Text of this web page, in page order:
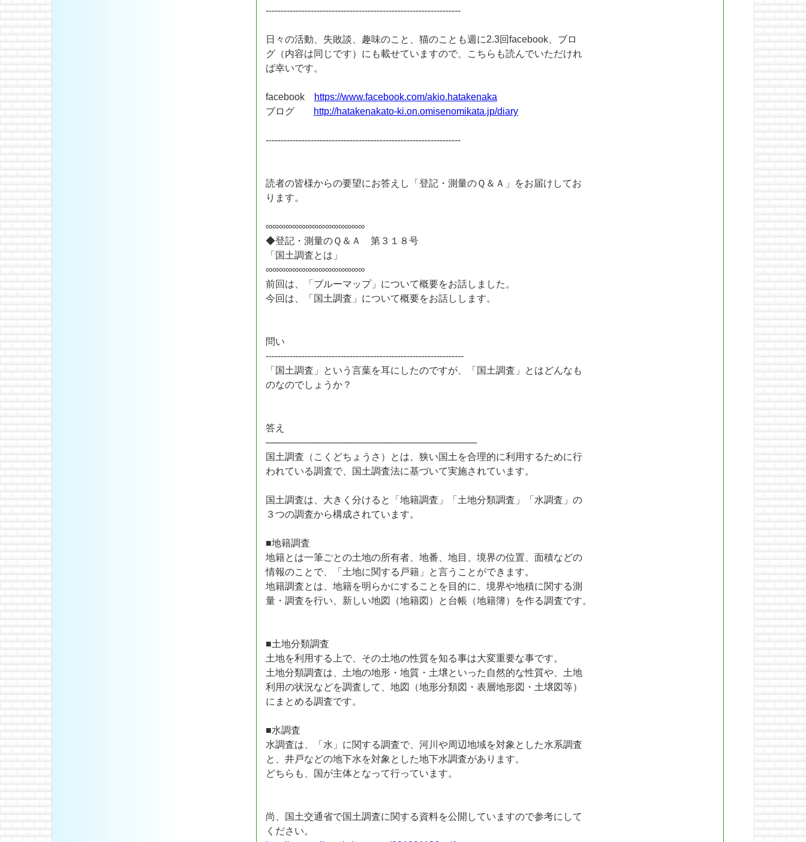
-----------------------------------------------------------------
日々の活動、失敗談、趣味のこと、猫のことも週に2.3回facebook、ブロ
グ（内容は同じです）にも載せていますので、こちらも読んでいただけれ
ば幸いです。
facebook
https://www.facebook.com/akio.hatakenaka
ブログ
http://hatakenakato-ki.on.omisenomikata.jp/diary
-----------------------------------------------------------------
読者の皆様からの要望にお答えし「登記・測量のＱ＆Ａ」をお届けしてお
ります。
∞∞∞∞∞∞∞∞∞∞∞∞∞∞∞
◆登記・測量のＱ＆Ａ 第３１８号
「国土調査とは」
∞∞∞∞∞∞∞∞∞∞∞∞∞∞∞
前回は、「ブルーマップ」について概要をお話しました。
今回は、「国土調査」について概要をお話しします。
問い
------------------------------------------------------------------
「国土調査」という言葉を耳にしたのですが、「国土調査」とはどんなも
のなのでしょうか？
答え
────────────────────────────────
国土調査（こくどちょうさ）とは、狭い国土を合理的に利用するために行
われている調査で、国土調査法に基づいて実施されています。
国土調査は、大きく分けると「地籍調査」「土地分類調査」「水調査」の
３つの調査から構成されています。
■地籍調査
地籍とは一筆ごとの土地の所有者、地番、地目、境界の位置、面積などの
情報のことで、「土地に関する戸籍」と言うことができます。
地籍調査とは、地籍を明らかにすることを目的に、境界や地積に関する測
量・調査を行い、新しい地図（地籍図）と台帳（地籍簿）を作る調査です。
■土地分類調査
土地を利用する上で、その土地の性質を知る事は大変重要な事です。
土地分類調査は、土地の地形・地質・土壌といった自然的な性質や、土地
利用の状況などを調査して、地図（地形分類図・表層地形図・土壌図等）
にまとめる調査です。
■水調査
水調査は、「水」に関する調査で、河川や周辺地域を対象とした水系調査
と、井戸などの地下水を対象とした地下水調査があります。
どちらも、国が主体となって行っています。
尚、国土交通省で国土調査に関する資料を公開していますので参考にして
ください。